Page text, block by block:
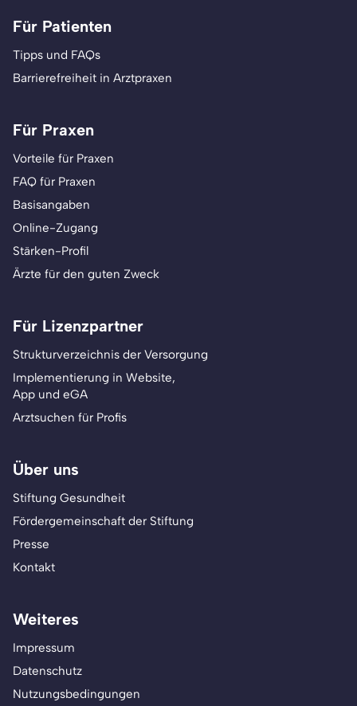
Für Patienten
Tipps und FAQs
Barrierefreiheit in Arztpraxen
Für Praxen
Vorteile für Praxen
FAQ für Praxen
Basisangaben
Online-Zugang
Stärken-Profil
Ärzte für den guten Zweck
Für Lizenzpartner
Strukturverzeichnis der Versorgung
Implementierung in Website,
App und eGA
Arztsuchen für Profis
Über uns
Stiftung Gesundheit
Fördergemeinschaft der Stiftung
Presse
Kontakt
Weiteres
Impressum
Datenschutz
Nutzungsbedingungen